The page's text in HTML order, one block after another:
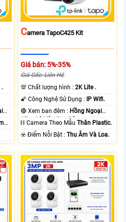
.
CAmera TapoC425 Kit
Giá bán: 5%-35%
Giá Gốc: Liên Hệ
💯 Chất lượng hình :2K Lite .
🌠 Công Nghệ Sử Dụng : IP Wifi.
🔴 Xem ban đêm : Hồng Ngoại
15m Có Màu Ban Ðêm.
⛓ Camera Theo MẫuThân Plastic.
️☣️ Điểm Nỗi Bật :Thu Âm Và Loa.